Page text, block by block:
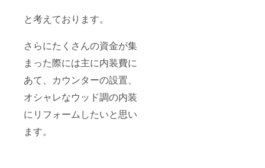
と考えております。
さらにたくさんの資金が集
まった際には主に内装費に
あて、カウンターの設置、
オシャレなウッド調の内装
にリフォームしたいと思い
ます。